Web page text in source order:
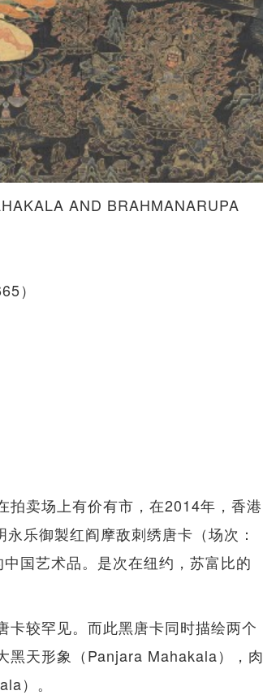
AND BRAHMANARUPA
）
拍卖场上有价有市，在2014年，香港
乐御製红阎摩敌刺绣唐卡（场次：
国艺术品。是次在纽约，苏富比的
卡较罕见。而此黑唐卡同时描绘两个
天形象（Panjara Mahakala），肉
）。